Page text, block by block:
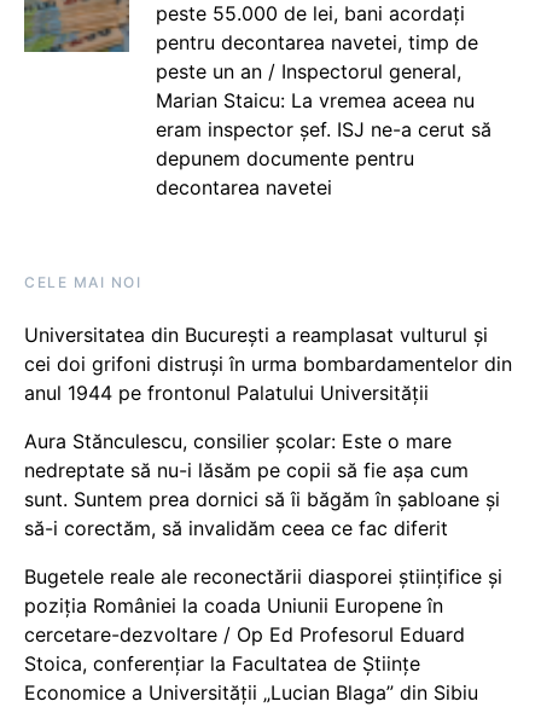
peste 55.000 de lei, bani acordați
pentru decontarea navetei, timp de
peste un an / Inspectorul general,
Marian Staicu: La vremea aceea nu
eram inspector șef. ISJ ne-a cerut să
depunem documente pentru
decontarea navetei
CELE MAI NOI
Universitatea din București a reamplasat vulturul și
cei doi grifoni distruși în urma bombardamentelor din
anul 1944 pe frontonul Palatului Universității
Aura Stănculescu, consilier școlar: Este o mare
nedreptate să nu-i lăsăm pe copii să fie așa cum
sunt. Suntem prea dornici să îi băgăm în șabloane și
să-i corectăm, să invalidăm ceea ce fac diferit
Bugetele reale ale reconectării diasporei științifice și
poziția României la coada Uniunii Europene în
cercetare-dezvoltare / Op Ed Profesorul Eduard
Stoica, conferențiar la Facultatea de Științe
Economice a Universității „Lucian Blaga” din Sibiu